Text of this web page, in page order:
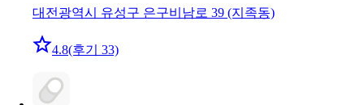
대전광역시 유성구 은구비남로 39 (지족동)
4.8(후기 33)